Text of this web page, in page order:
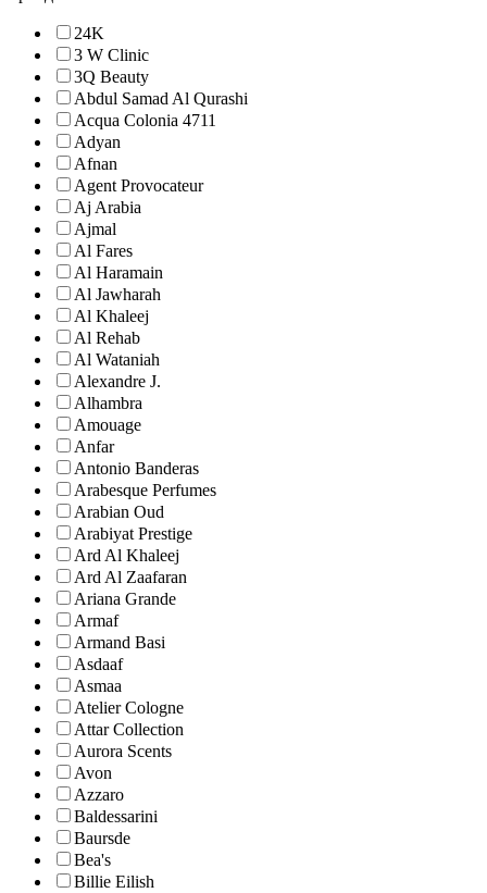
24K
3 W Clinic
3Q Beauty
Abdul Samad Al Qurashi
Acqua Colonia 4711
Adyan
Afnan
Agent Provocateur
Aj Arabia
Ajmal
Al Fares
Al Haramain
Al Jawharah
Al Khaleej
Al Rehab
Al Wataniah
Alexandre J.
Alhambra
Amouage
Anfar
Antonio Banderas
Arabesque Perfumes
Arabian Oud
Arabiyat Prestige
Ard Al Khaleej
Ard Al Zaafaran
Ariana Grande
Armaf
Armand Basi
Asdaaf
Asmaa
Atelier Cologne
Attar Collection
Aurora Scents
Avon
Azzaro
Baldessarini
Baursde
Bea's
Billie Eilish